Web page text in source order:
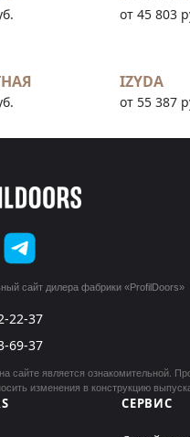
от 45 803
IZYDA
от 55 387
сайт дилера фабрики «ProfilDoors»
22-37
69-37
сайте является ознакомительной.
изменения в конструкцию
СЕРВИС